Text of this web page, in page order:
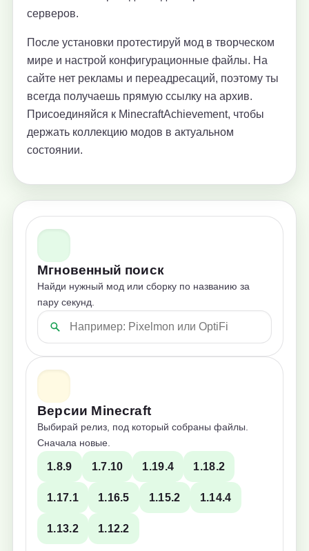
серверов.
После установки протестируй мод в творческом
мире и настрой конфигурационные файлы. На
сайте нет рекламы и переадресаций, поэтому ты
всегда получаешь прямую ссылку на архив.
Присоединяйся к MinecraftAchievement, чтобы
держать коллекцию модов в актуальном
состоянии.
Мгновенный поиск
Найди нужный мод или сборку по названию за
пару секунд.
Версии Minecraft
Выбирай релиз, под который собраны файлы.
Сначала новые.
1.8.9 1.7.10 1.19.4 1.18.2
1.17.1 1.16.5 1.15.2 1.14.4
1.13.2 1.12.2